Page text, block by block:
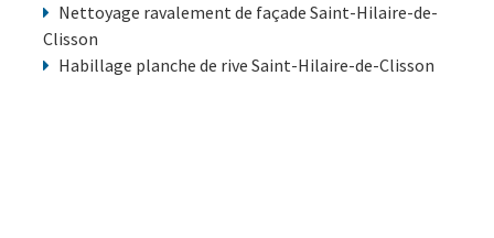
Nettoyage ravalement de façade Saint-Hilaire-de-
Clisson
Habillage planche de rive Saint-Hilaire-de-Clisson